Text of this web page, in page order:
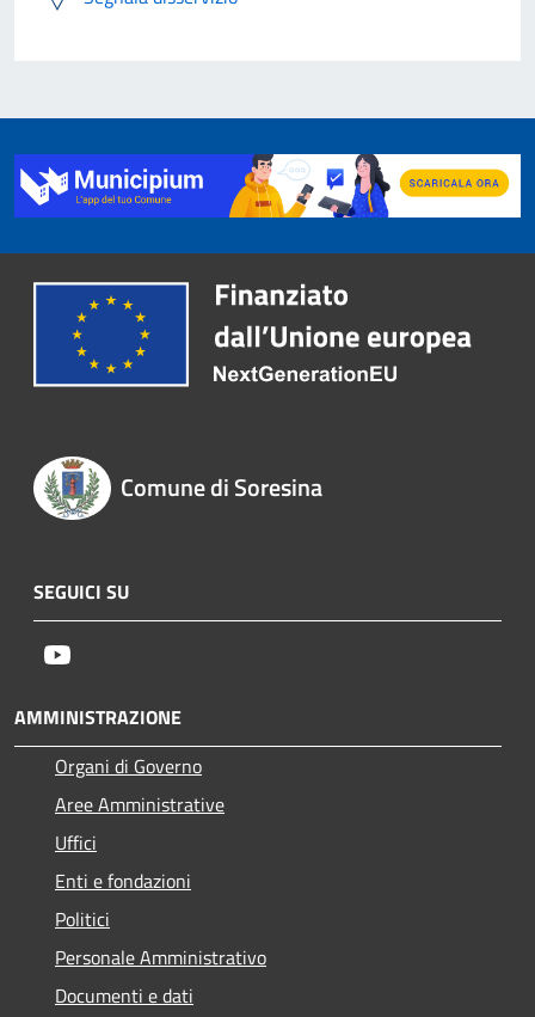
Comune di Soresina
SEGUICI SU
AMMINISTRAZIONE
Organi di Governo
Aree Amministrative
Uffici
Enti e fondazioni
Politici
Personale Amministrativo
Documenti e dati